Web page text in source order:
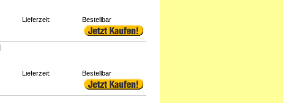
Lieferzeit: Bestellbar
Lieferzeit: Bestellbar